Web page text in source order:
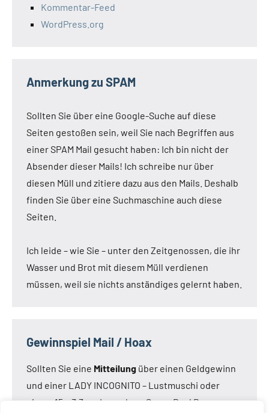
Kommentar-Feed
WordPress.org
Anmerkung zu SPAM
Sollten Sie über eine Google-Suche auf diese
Seiten gestoßen sein, weil Sie nach Begriffen aus
einer SPAM Mail gesucht haben: Ich bin nicht der
Absender dieser Mails! Ich schreibe nur über
diesen Müll und zitiere dazu aus den Mails. Deshalb
finden Sie über eine Suchmaschine auch diese
Seiten.
Ich leide – wie Sie – unter den Zeitgenossen, die ihr
Wasser und Brot mit diesem Müll verdienen
müssen, weil sie nichts anständiges gelernt haben.
Gewinnspiel Mail / Hoax
Sollten Sie eine Mitteilung über einen Geldgewinn
und einer LADY INCOGNITO – Lustmuschi oder
einem 15 x 3,3 cm Loveclone Super Real Dong –